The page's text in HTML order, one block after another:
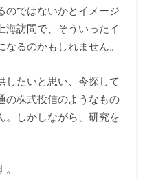
のではないかとイメージ
海訪問で、そういったイ
るのかもしれません。
したいと思い、今探して
の株式投信のようなもの
。しかしながら、研究を